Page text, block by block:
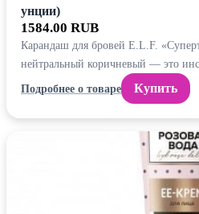
унции)
1584.00 RUB
Карандаш для бровей E.L.F.
нейтральный коричневый — это
Подробнее о товаре
Купить